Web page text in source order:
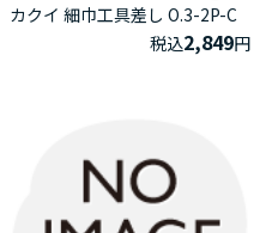
カクイ 細巾工具差し O.3-2P-C
税込2,849円